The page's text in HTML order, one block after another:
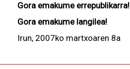
Gora emakume errepublikarra!
Gora emakume langilea!
Irun, 2007ko martxoaren 8a